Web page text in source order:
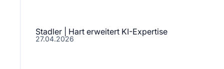
Stadler | Hart erweitert KI-Expertise
27.04.2026